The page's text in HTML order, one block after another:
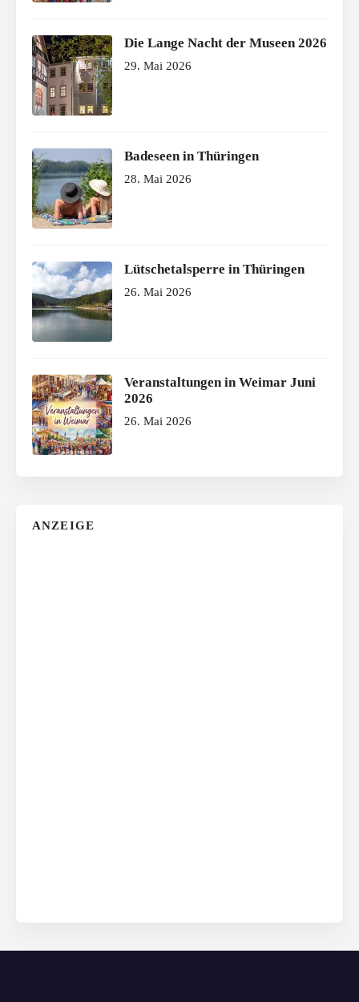
Die Lange Nacht der Museen 2026
29. Mai 2026
Badeseen in Thüringen
28. Mai 2026
Lütschetalsperre in Thüringen
26. Mai 2026
Veranstaltungen in Weimar Juni
2026
26. Mai 2026
ANZEIGE